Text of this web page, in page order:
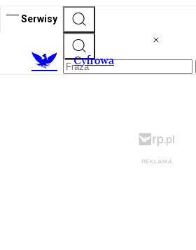
Serwisy
Cyfrowa